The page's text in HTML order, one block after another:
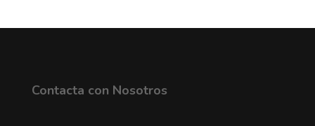
Contacta con Nosotros